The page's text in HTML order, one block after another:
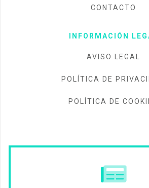
CONTACTO
INFORMACIÓN
AVISO LEGAL
POLÍTICA DE
POLÍTICA DE